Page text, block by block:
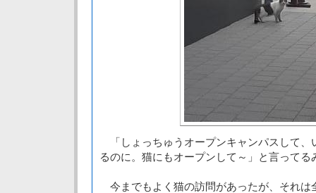
「しょっちゅうオープンキャンパスして、
るのに。猫にもオープンして～」と言ってる
今までもよく猫の訪問があったが、それは